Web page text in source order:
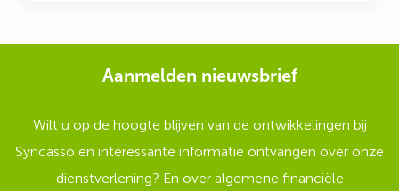
Aanmelden nieuwsbrief
Wilt u op de hoogte blijven van de ontwikkelingen bij
Syncasso en interessante informatie ontvangen over onze
dienstverlening? En over algemene financiële